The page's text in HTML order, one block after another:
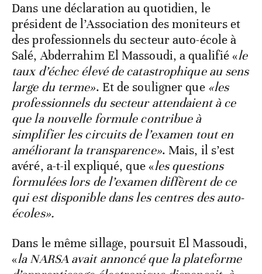
Dans une déclaration au quotidien, le
président de l’Association des moniteurs et
des professionnels du secteur auto-école à
Salé, Abderrahim El Massoudi, a qualifié «le
taux d’échec élevé de catastrophique au sens
large du terme». Et de souligner que «les
professionnels du secteur attendaient à ce
que la nouvelle formule contribue à
simplifier les circuits de l’examen tout en
améliorant la transparence». Mais, il s’est
avéré, a-t-il expliqué, que «les questions
formulées lors de l’examen diffèrent de ce
qui est disponible dans les centres des auto-
écoles».
Dans le même sillage, poursuit El Massoudi,
«la NARSA avait annoncé que la plateforme